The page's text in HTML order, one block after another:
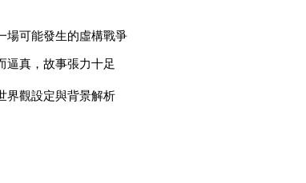
場可能發生的虛構戰爭
逼真，故事張力十足
界觀設定與背景解析